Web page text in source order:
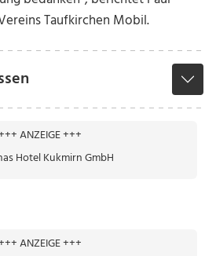
Taufkirchen Mobil.
ANZEIGE +++
ANZEIGE +++